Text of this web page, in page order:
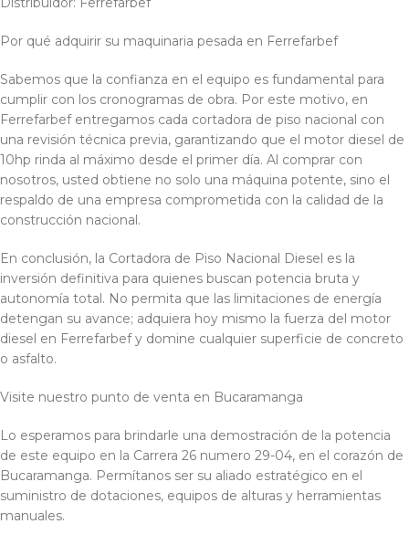
Por qué adquirir su maquinaria pesada en Ferrefarbef
Sabemos que la confianza en el equipo es fundamental para
cumplir con los cronogramas de obra. Por este motivo, en
Ferrefarbef entregamos cada cortadora de piso nacional con
una revisión técnica previa, garantizando que el motor diesel de
10hp rinda al máximo desde el primer día. Al comprar con
nosotros, usted obtiene no solo una máquina potente, sino el
respaldo de una empresa comprometida con la calidad de la
construcción nacional.
En conclusión, la Cortadora de Piso Nacional Diesel es la
inversión definitiva para quienes buscan potencia bruta y
autonomía total. No permita que las limitaciones de energía
detengan su avance; adquiera hoy mismo la fuerza del motor
diesel en Ferrefarbef y domine cualquier superficie de concreto
o asfalto.
Visite nuestro punto de venta en Bucaramanga
Lo esperamos para brindarle una demostración de la potencia
de este equipo en la Carrera 26 numero 29-04, en el corazón de
Bucaramanga. Permítanos ser su aliado estratégico en el
suministro de dotaciones, equipos de alturas y herramientas
manuales.